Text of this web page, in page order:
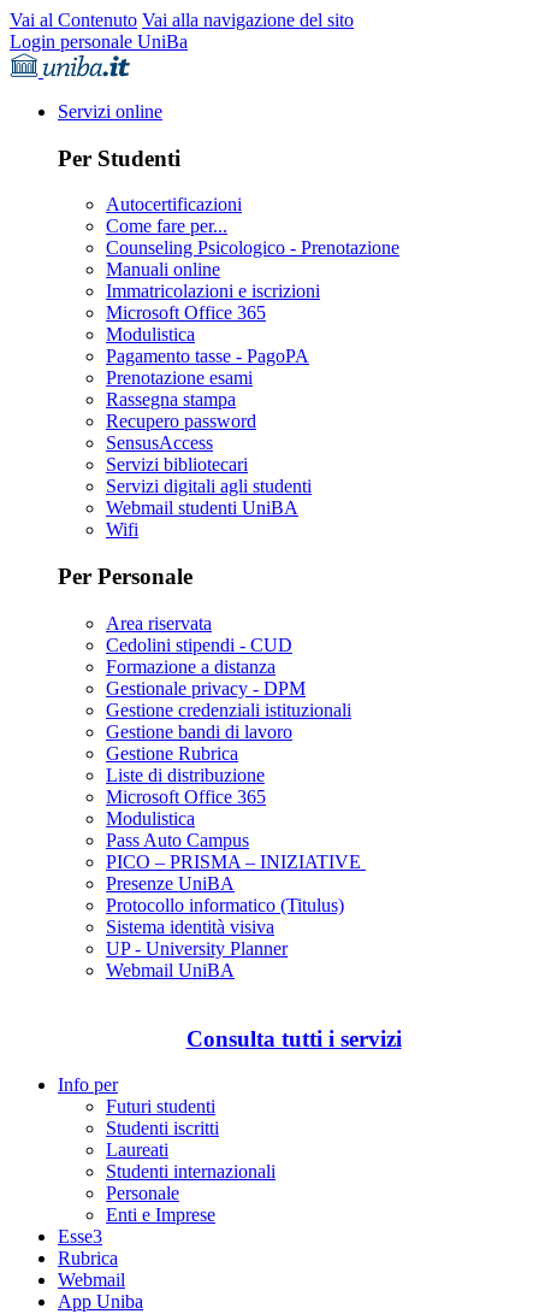
Vai al Contenuto Vai alla navigazione del sito
Login personale UniBa
Servizi online
Per Studenti
Autocertificazioni
Come fare per...
Counseling Psicologico - Prenotazione
Manuali online
Immatricolazioni e iscrizioni
Microsoft Office 365
Modulistica
Pagamento tasse - PagoPA
Prenotazione esami
Rassegna stampa
Recupero password
SensusAccess
Servizi bibliotecari
Servizi digitali agli studenti
Webmail studenti UniBA
Wifi
Per Personale
Area riservata
Cedolini stipendi - CUD
Formazione a distanza
Gestionale privacy - DPM
Gestione credenziali istituzionali
Gestione bandi di lavoro
Gestione Rubrica
Liste di distribuzione
Microsoft Office 365
Modulistica
Pass Auto Campus
PICO – PRISMA – INIZIATIVE
Presenze UniBA
Protocollo informatico (Titulus)
Sistema identità visiva
UP - University Planner
Webmail UniBA
Consulta tutti i servizi
Info per
Futuri studenti
Studenti iscritti
Laureati
Studenti internazionali
Personale
Enti e Imprese
Esse3
Rubrica
Webmail
App Uniba